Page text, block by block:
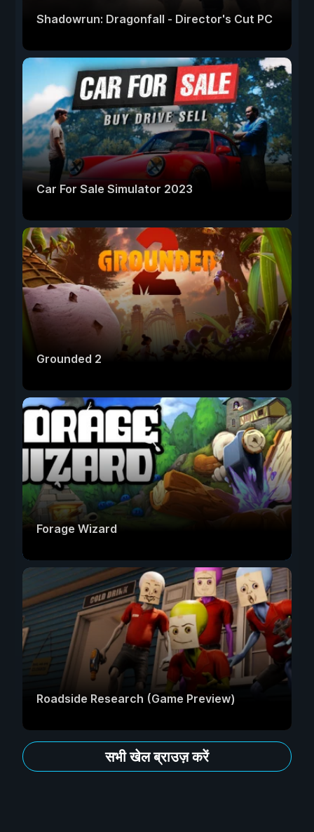
Shadowrun: Dragonfall - Director's Cut PC
Car For Sale Simulator 2023
Grounded 2
Forage Wizard
Roadside Research (Game Preview)
सभी खेल ब्राउज़ करें